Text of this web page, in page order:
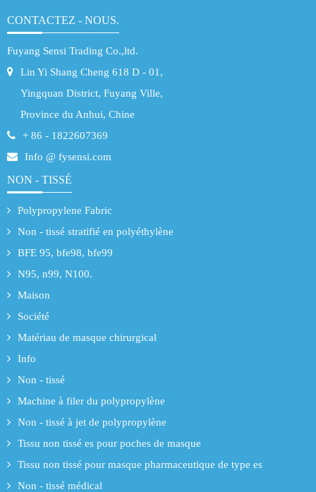
CONTACTEZ - NOUS.
Fuyang Sensi Trading Co.,ltd.
Lin Yi Shang Cheng 618 D - 01,
Yingquan District, Fuyang Ville,
Province du Anhui, Chine
+ 86 - 1822607369
Info @ fysensi.com
NON - TISSÉ
Polypropylene Fabric
Non - tissé stratifié en polyéthylène
BFE 95, bfe98, bfe99
N95, n99, N100.
Maison
Société
Matériau de masque chirurgical
Info
Non - tissé
Machine à filer du polypropylène
Non - tissé à jet de polypropylène
Tissu non tissé es pour poches de masque
Tissu non tissé pour masque pharmaceutique de type es
Non - tissé médical